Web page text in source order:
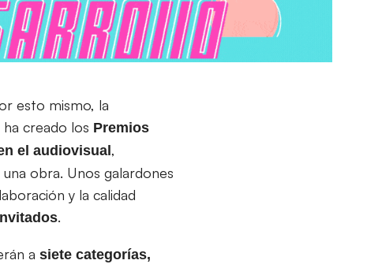
esto mismo, la
ha creado los Premios
el audiovisual,
obra. Unos galardones
y la calidad
.
a siete categorías,